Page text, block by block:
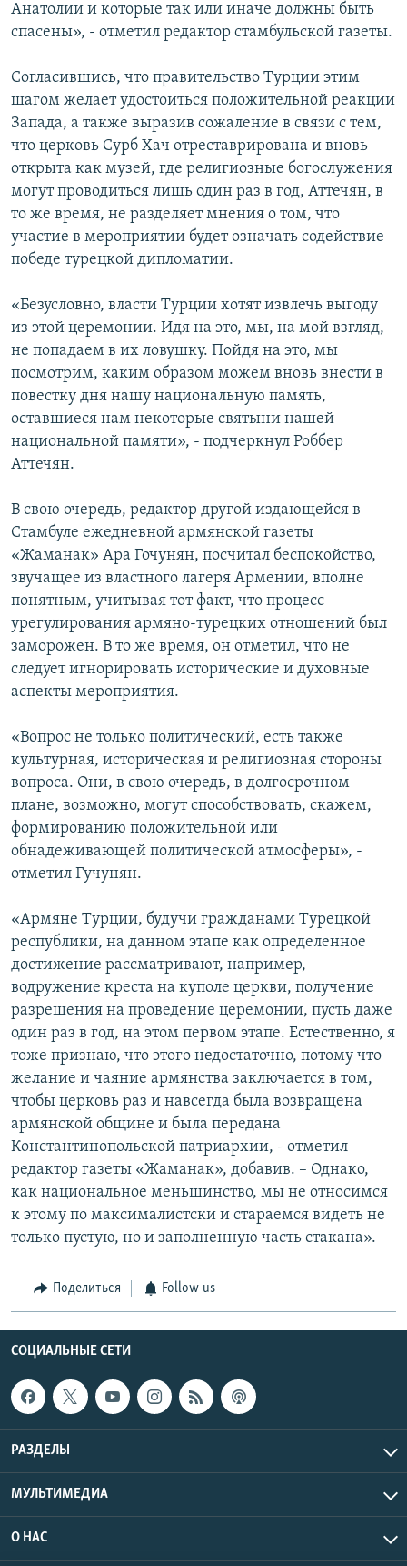
Анатолии и которые так или иначе должны быть
спасены», - отметил редактор стамбульской газеты.
Согласившись, что правительство Турции этим
шагом желает удостоиться положительной реакции
Запада, а также выразив сожаление в связи с тем,
что церковь Сурб Хач отреставрирована и вновь
открыта как музей, где религиозные богослужения
могут проводиться лишь один раз в год, Аттечян, в
то же время, не разделяет мнения о том, что
участие в мероприятии будет означать содействие
победе турецкой дипломатии.
«Безусловно, власти Турции хотят извлечь выгоду
из этой церемонии. Идя на это, мы, на мой взгляд,
не попадаем в их ловушку. Пойдя на это, мы
посмотрим, каким образом можем вновь внести в
повестку дня нашу национальную память,
оставшиеся нам некоторые святыни нашей
национальной памяти», - подчеркнул Роббер
Аттечян.
В свою очередь, редактор другой издающейся в
Стамбуле ежедневной армянской газеты
«Жаманак» Ара Гочунян, посчитал беспокойство,
звучащее из властного лагеря Армении, вполне
понятным, учитывая тот факт, что процесс
урегулирования армяно-турецких отношений был
заморожен. В то же время, он отметил, что не
следует игнорировать исторические и духовные
аспекты мероприятия.
«Вопрос не только политический, есть также
культурная, историческая и религиозная стороны
вопроса. Они, в свою очередь, в долгосрочном
плане, возможно, могут способствовать, скажем,
формированию положительной или
обнадеживающей политической атмосферы», -
отметил Гучунян.
«Армяне Турции, будучи гражданами Турецкой
республики, на данном этапе как определенное
достижение рассматривают, например,
водружение креста на куполе церкви, получение
разрешения на проведение церемонии, пусть даже
один раз в год, на этом первом этапе. Естественно, я
тоже признаю, что этого недостаточно, потому что
желание и чаяние армянства заключается в том,
чтобы церковь раз и навсегда была возвращена
армянской общине и была передана
Константинопольской патриархии, - отметил
редактор газеты «Жаманак», добавив. – Однако,
как национальное меньшинство, мы не относимся
к этому по максималистски и стараемся видеть не
только пустую, но и заполненную часть стакана».
Поделиться Follow us
СОЦИАЛЬНЫЕ СЕТИ
РАЗДЕЛЫ
МУЛЬТИМЕДИА
О НАС